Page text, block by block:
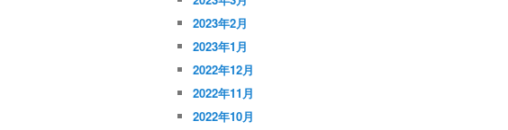
2023年2月
2023年1月
2022年12月
2022年11月
2022年10月